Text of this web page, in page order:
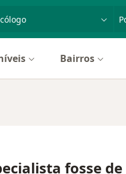
doença ou nome
Bairros
fosse